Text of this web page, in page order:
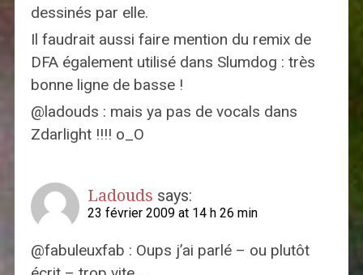
dessinés par elle.
Il faudrait aussi faire mention du remix de
DFA également utilisé dans Slumdog : très
bonne ligne de basse !
@ladouds : mais ya pas de vocals dans
Zdarlight !!!! o_O
Ladouds says:
23 février 2009 at 14 h 26 min
@fabuleuxfab : Oups j’ai parlé – ou plutôt